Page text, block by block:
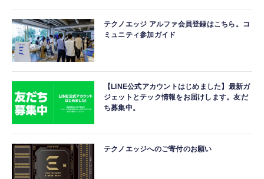
テクノエッジ アルファ会員登録はこちら。コ
ミュニティ参加ガイド
【LINE公式アカウントはじめました】最新ガ
ジェットとテック情報をお届けします。友だ
ち募集中。
テクノエッジへのご寄付のお願い